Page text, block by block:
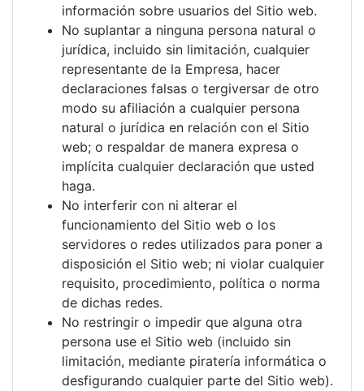
información sobre usuarios del Sitio web.
No suplantar a ninguna persona natural o
jurídica, incluido sin limitación, cualquier
representante de la Empresa, hacer
declaraciones falsas o tergiversar de otro
modo su afiliación a cualquier persona
natural o jurídica en relación con el Sitio
web; o respaldar de manera expresa o
implícita cualquier declaración que usted
haga.
No interferir con ni alterar el
funcionamiento del Sitio web o los
servidores o redes utilizados para poner a
disposición el Sitio web; ni violar cualquier
requisito, procedimiento, política o norma
de dichas redes.
No restringir o impedir que alguna otra
persona use el Sitio web (incluido sin
limitación, mediante piratería informática o
desfigurando cualquier parte del Sitio web).